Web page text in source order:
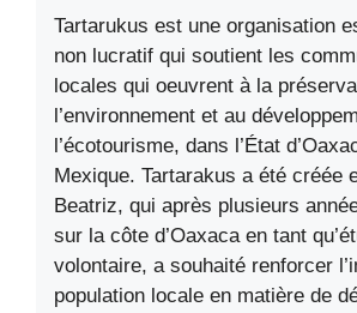
Tartarukus est une organisation
non lucratif qui soutient les
locales qui oeuvrent à la
l’environnement et au
l’écotourisme, dans l’État
Mexique. Tartarakus a été créée
Beatriz, qui après plusieurs
sur la côte d’Oaxaca en tant
volontaire, a souhaité renforcer
population locale en matière de